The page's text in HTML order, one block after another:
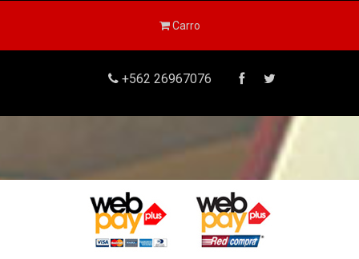
Carro
+562 26967076